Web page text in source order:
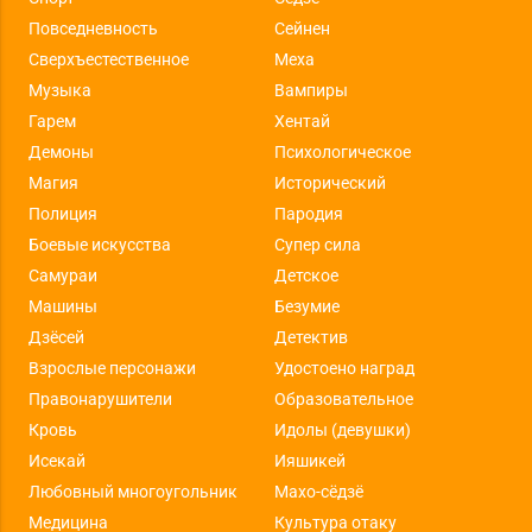
Повседневность
Сейнен
Сверхъестественное
Меха
Музыка
Вампиры
Гарем
Хентай
Демоны
Психологическое
Магия
Исторический
Полиция
Пародия
Боевые искусства
Супер сила
Самураи
Детское
Машины
Безумие
Дзёсей
Детектив
Взрослые персонажи
Удостоено наград
Правонарушители
Образовательное
Кровь
Идолы (девушки)
Исекай
Ияшикей
Любовный многоугольник
Махо-сёдзё
Медицина
Культура отаку